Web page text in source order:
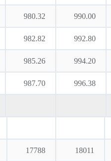
980.32 990.00
982.82 992.80
985.26 994.20
987.70 996.38
17788 18011